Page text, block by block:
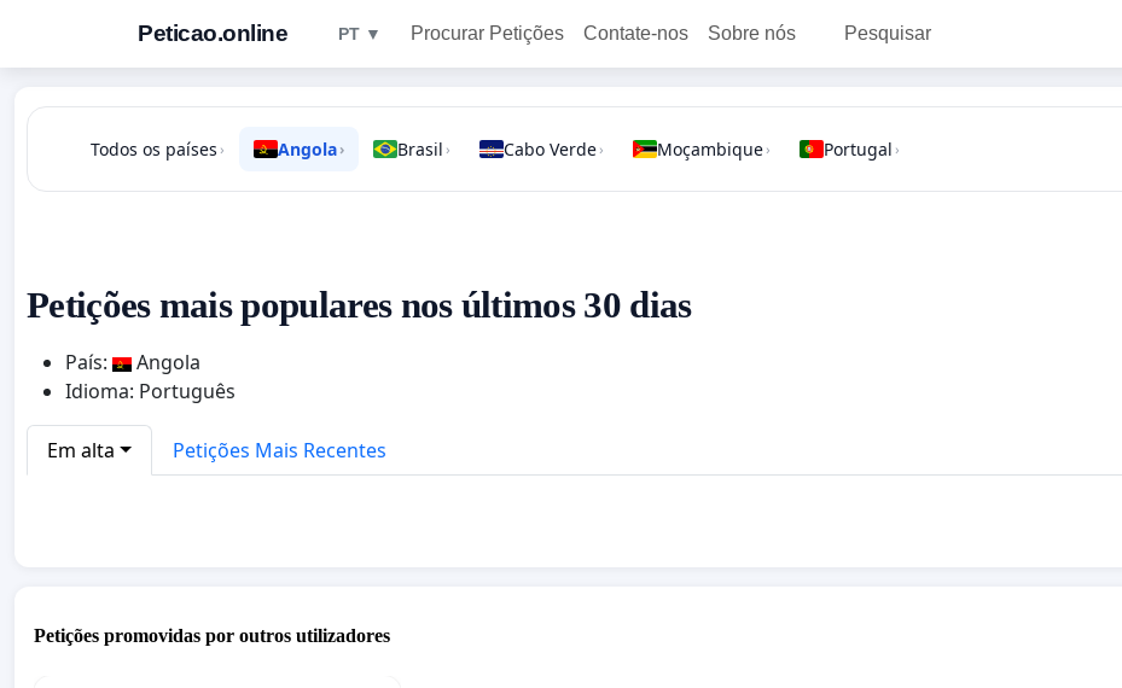
Peticao.online PT ▼ Procurar Petições Contate-nos Sobre nós Pesquisar
Todos os países › Angola› Brasil › Cabo Verde› Moçambique› Portugal ›
Petições mais populares nos últimos 30 dias
País:
Angola
Idioma: Português
Em alta Petições Mais Recentes
Petições promovidas por outros utilizadores